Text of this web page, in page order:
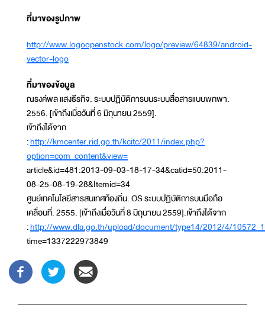
ที่มาของรูปภาพ
http://www.logoopenstock.com/logo/preview/64839/android-
vector-logo
ที่มาของข้อมูล
ณรงค์พล แสงธีรกิจ. ระบบปฏิบัติการบนระบบสื่อสารแบบพกพา.
2556. [เข้าถึงเมื่อวันที่ 6 มิถุนายน 2559].
เข้าถึงได้จาก
:http://kmcenter.rid.go.th/kcitc/2011/index.php?
option=com_content&view=
article&id=481:2013-09-03-18-17-34&catid=50:2011-
08-25-08-19-28&Itemid=34
ศูนย์เทคโนโลยีสารสนเทศท้องถิ่น. OS ระบบปฏิบัติการบนมือถือ
เคลื่อนที่. 2555. [เข้าถึงเมื่อวันที่ 8 มิถุนายน 2559].เข้าถึงได้จาก
:http://www.dla.go.th/upload/document/type14/2012/4/
time=1337222973849